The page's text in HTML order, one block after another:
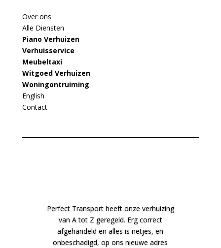
Over ons
Alle Diensten
Piano Verhuizen
Verhuisservice
Meubeltaxi
Witgoed Verhuizen
Woningontruiming
English
Contact
Perfect Transport heeft onze verhuizing
van A tot Z geregeld. Erg correct
afgehandeld en alles is netjes, en
onbeschadigd, op ons nieuwe adres